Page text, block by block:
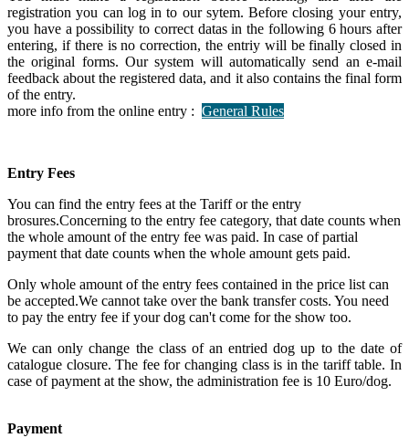
registration you can log in to our sytem. Before closing your entry,
you have a possibility to correct datas in the following 6 hours after
entering, if there is no correction, the entriy will be finally closed in
the original forms. Our system will automatically send an e-mail
feedback about the registered data, and it also contains the final form
of the entry.
more info from the online entry : General Rules
Entry Fees
You can find the entry fees at the Tariff or the entry
brosures.Concerning to the entry fee category, that date counts when
the whole amount of the entry fee was paid. In case of partial
payment that date counts when the whole amount gets paid.
Only whole amount of the entry fees contained in the price list can
be accepted.We cannot take over the bank transfer costs. You need
to pay the entry fee if your dog can't come for the show too.
We can only change the class of an entried dog up to the date of
catalogue closure. The fee for changing class is in the tariff table. In
case of payment at the show, the administration fee is 10 Euro/dog.
Payment